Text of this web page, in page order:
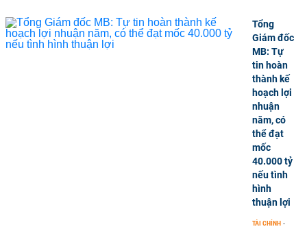
Tổng
Giám đốc
MB: Tự
tin hoàn
thành kế
hoạch lợi
nhuận
năm, có
thể đạt
mốc
40.000 tỷ
nếu tình
hình
thuận lợi
TÀI CHÍNH -